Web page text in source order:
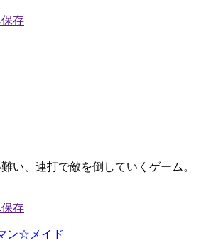
い、連打で敵を倒していくゲーム。